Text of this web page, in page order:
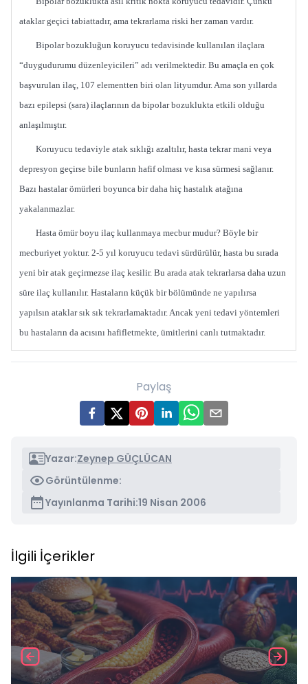
ataklar geçici tabiattadır, ama tekrarlama riski her zaman vardır.
Bipolar bozukluğun koruyucu tedavisinde kullanılan ilaçlara
“duygudurumu düzenleyicileri” adı verilmektedir. Bu amaçla en çok
başvurulan ilaç, 107 elementten biri olan lityumdur. Ama son yıllarda
bazı epilepsi (sara) ilaçlarının da bipolar bozuklukta etkili olduğu
anlaşılmıştır.
Koruyucu tedaviyle atak sıklığı azaltılır, hasta tekrar mani veya
depresyon geçirse bile bunların hafif olması ve kısa sürmesi sağlanır.
Bazı hastalar ömürleri boyunca bir daha hiç hastalık atağına
yakalanmazlar.
Hasta ömür boyu ilaç kullanmaya mecbur mudur? Böyle bir
mecburiyet yoktur. 2-5 yıl koruyucu tedavi sürdürülür, hasta bu sırada
yeni bir atak geçirmezse ilaç kesilir. Bu arada atak tekrarlarsa daha uzun
süre ilaç kullanılır. Hastaların küçük bir bölümünde ne yapılırsa
yapılsın ataklar sık sık tekrarlamaktadır. Ancak yeni tedavi yöntemleri
bu hastaların da acısını hafifletmekte, ümitlerini canlı tutmaktadır.
Paylaş
Yazar:Zeynep GÜÇLÜCAN
Görüntülenme:
Yayınlanma Tarihi:19 Nisan 2006
İlgili İçerikler